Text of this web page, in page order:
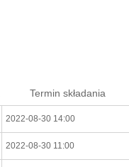
Termin składania
2022-08-30 14:00
2022-08-30 11:00